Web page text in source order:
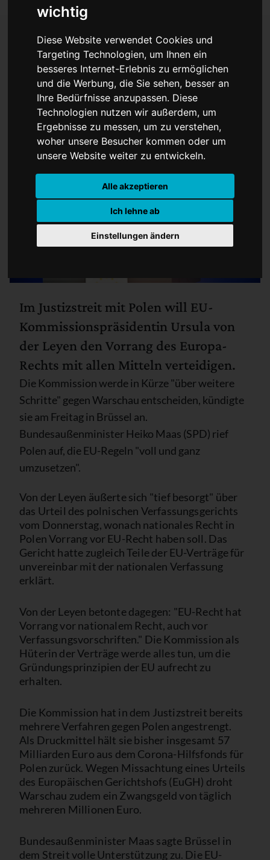
wichtig
Diese Website verwendet Cookies und
Targeting Technologien, um Ihnen ein
besseres Internet-Erlebnis zu ermöglichen
und die Werbung, die Sie sehen, besser an
Ihre Bedürfnisse anzupassen. Diese
Technologien nutzen wir außerdem, um
Ergebnisse zu messen, um zu verstehen,
woher unsere Besucher kommen oder um
unsere Website weiter zu entwickeln.
Alle akzeptieren
Ich lehne ab
Einstellungen ändern
Von der Leyen verteidigt
EU-Recht
Im Justizstreit mit Polen will EU-
Kommissionspräsidentin Ursula von
der Leyen den Vorrang des Europa-
Rechts mit allen Mitteln verteidigen.
Die Kommission werde in Kürze "über weitere
Schritte" gegen Warschau entscheiden, kündigte
sie am Freitag in Brüssel an.
Bundesaußenminister Heiko Maas (SPD) rief
Polen auf, die EU-Regeln "voll und ganz
umzusetzen".
Von der Leyen äußerte sich "tief besorgt" über
das Urteil des polnischen Verfassungsgerichts
vom Donnerstag, wonach nationales Recht in
Polen Vorrang vor EU-Recht haben soll. Das
Gericht hatte zugleich Teile der EU-Verträge für
unvereinbar mit der nationalen Verfassung
erklärt.
Von der Leyen betonte dagegen: "EU-Recht hat
Vorrang vor nationalem Recht, auch vor
Verfassungsvorschriften." Die Kommission als
Hüterin der Verträge werde alles tun, um die
Gründungsprinzipien der EU aufrecht zu
erhalten.
Die Kommission hat in dem Justizstreit bereits
mehrere Verfahren gegen Polen angestrengt.
Als Druckmittel hält sie bisher insgesamt 57
Milliarden Euro aus dem Corona-Hilfsfonds für
Polen zurück. Wegen Missachtung eines Urteils
des Europäischen Gerichtshofs (EuGH) droht
Warschau zudem ein Zwangsgeld von täglich
mehreren Millionen Euro.
Bundesaußenminister Maas sagte Brüssel in
dem Streit volle Unterstützung zu. Die EU-